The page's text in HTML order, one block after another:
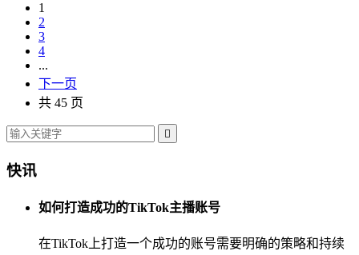
1
2
3
4
...
下一页
共 45 页

快讯
如何打造成功的TikTok主播账号
在TikTok上打造一个成功的账号需要明确的策略和持续